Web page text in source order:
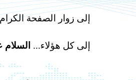
إلى زوار الصفحة
إلى كل هؤلاء... السلام